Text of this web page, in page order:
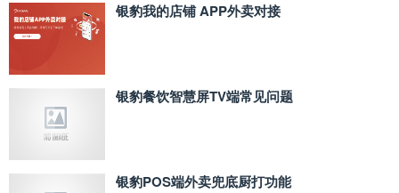
银豹我的店铺 APP外卖对接
银豹餐饮智慧屏TV端常见问题
银豹POS端外卖兜底厨打功能